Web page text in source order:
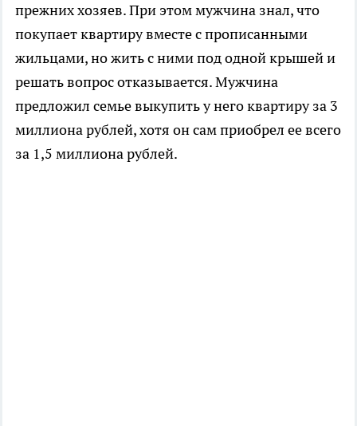
прежних хозяев. При этом мужчина знал, что
покупает квартиру вместе с прописанными
жильцами, но жить с ними под одной крышей и
решать вопрос отказывается. Мужчина
предложил семье выкупить у него квартиру за 3
миллиона рублей, хотя он сам приобрел ее всего
за 1,5 миллиона рублей.